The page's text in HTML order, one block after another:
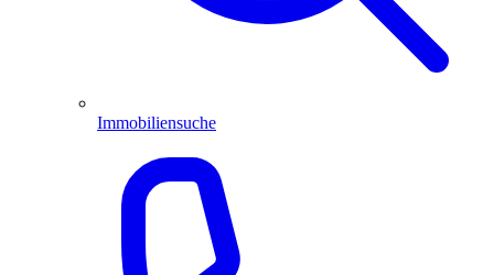
Immobiliensuche